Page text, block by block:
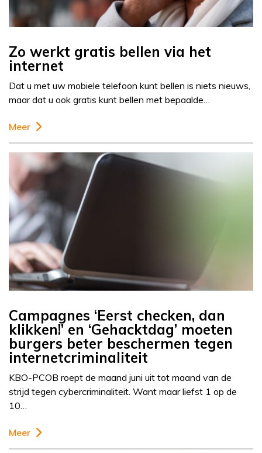
Zo werkt gratis bellen via het
internet
Dat u met uw mobiele telefoon kunt bellen is niets nieuws,
maar dat u ook gratis kunt bellen met bepaalde…
Meer
Campagnes ‘Eerst checken, dan
klikken!’ en ‘Gehacktdag’ moeten
burgers beter beschermen tegen
internetcriminaliteit
KBO-PCOB roept de maand juni uit tot maand van de
strijd tegen cybercriminaliteit. Want maar liefst 1 op de
10…
Meer